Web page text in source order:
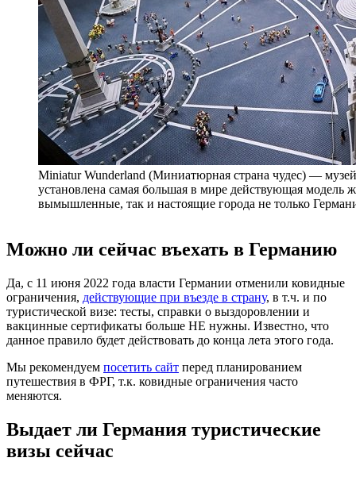
Miniatur Wunderland (Миниатюрная страна чудес) —
установлена самая большая в мире действующая модель
вымышленные, так и настоящие города не только
Можно ли сейчас въехать в Германию
Да, с 11 июня 2022 года власти Германии отменили ковидные
ограничения, действующие при въезде в страну, в т.ч. и по
туристической визе: тесты, справки о выздоровлении и
вакцинные сертификаты больше НЕ нужны. Известно, что
данное правило будет действовать до конца лета этого года.
Мы рекомендуем посетить сайт перед планированием
путешествия в ФРГ, т.к. ковидные ограничения часто
меняются.
Выдает ли Германия туристические
визы сейчас